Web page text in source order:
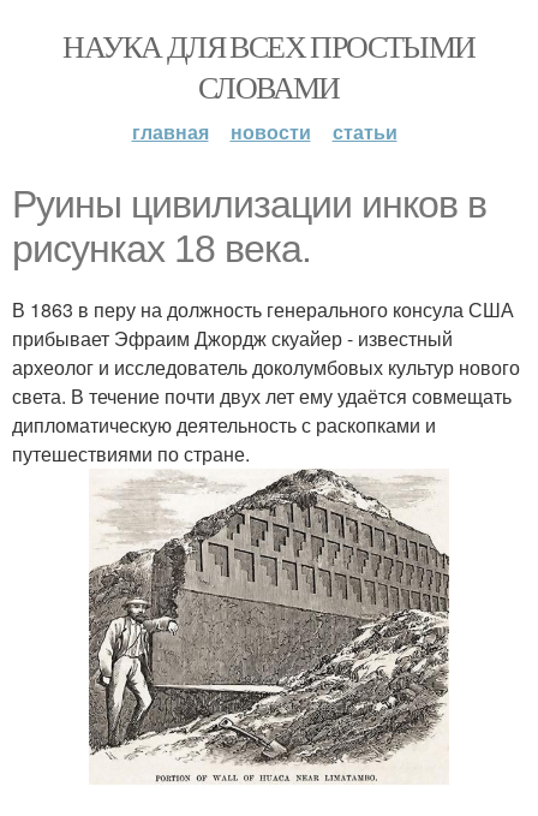
НАУКА ДЛЯ ВСЕХ ПРОСТЫМИ
СЛОВАМИ
главная новости статьи
Руины цивилизации инков в
рисунках 18 века.
В 1863 в перу на должность генерального консула США
прибывает Эфраим Джордж скуайер - известный
археолог и исследователь доколумбовых культур нового
света. В течение почти двух лет ему удаётся совмещать
дипломатическую деятельность с раскопками и
путешествиями по стране.